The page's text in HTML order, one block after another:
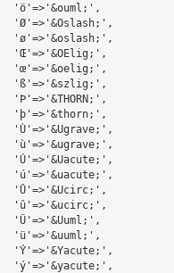
                                'ö'=>'&ouml;',
                                'Ø'=>'&Oslash;',
                                'ø'=>'&oslash;',
                                'Œ'=>'&OElig;',
                                'œ'=>'&oelig;',
                                'ß'=>'&szlig;',
                                'Þ'=>'&THORN;',
                                'þ'=>'&thorn;',
                                'Ù'=>'&Ugrave;',
                                'ù'=>'&ugrave;',
                                'Ú'=>'&Uacute;',
                                'ú'=>'&uacute;',
                                'Û'=>'&Ucirc;',
                                'û'=>'&ucirc;',
                                'Ü'=>'&Uuml;',
                                'ü'=>'&uuml;',
                                'Ý'=>'&Yacute;',
                                'ý'=>'&yacute;',